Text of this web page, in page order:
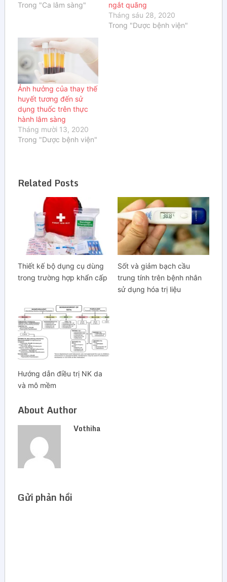
Trong "Ca lâm sàng"
ngắt quãng
Tháng sáu 28, 2020
Trong "Dược bệnh viện"
Ảnh hưởng của thay thế
huyết tương đến sử
dụng thuốc trên thực
hành lâm sàng
Tháng mười 13, 2020
Trong "Dược bệnh viện"
Related Posts
Thiết kế bộ dụng cụ dùng
trong trường hợp khẩn cấp
Sốt và giảm bạch cầu
trung tính trên bệnh nhân
sử dụng hóa trị liệu
Hướng dẫn điều trị NK da
và mô mềm
About Author
Vothiha
Gửi phản hồi